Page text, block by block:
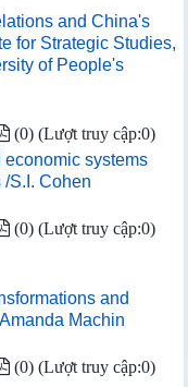
and China's
for Strategic Studies,
of People's
(0) (Lượt truy cập:0)
systems
S.I. Cohen
(0) (Lượt truy cập:0)
and
Machin
(0) (Lượt truy cập:0)